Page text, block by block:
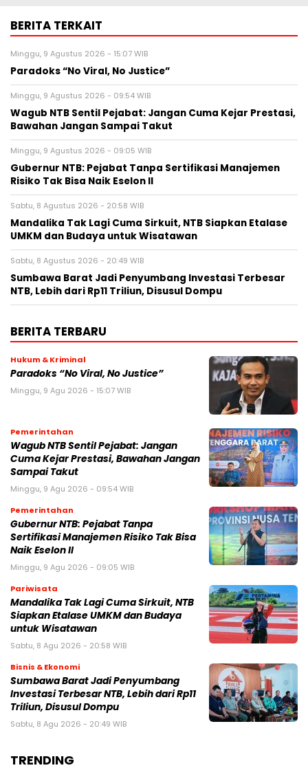
BERITA TERKAIT
Minggu, 9 Agustus 2026 - 15:07 WIB
Paradoks “No Viral, No Justice”
Minggu, 9 Agustus 2026 - 09:54 WIB
Wagub NTB Sentil Pejabat: Jangan Cuma Kejar Prestasi,
Bawahan Jangan Sampai Takut
Minggu, 9 Agustus 2026 - 09:05 WIB
Gubernur NTB: Pejabat Tanpa Sertifikasi Manajemen
Risiko Tak Bisa Naik Eselon II
Sabtu, 8 Agustus 2026 - 20:58 WIB
Mandalika Tak Lagi Cuma Sirkuit, NTB Siapkan Etalase
UMKM dan Budaya untuk Wisatawan
Sabtu, 8 Agustus 2026 - 20:49 WIB
Sumbawa Barat Jadi Penyumbang Investasi Terbesar
NTB, Lebih dari Rp11 Triliun, Disusul Dompu
BERITA TERBARU
Hukum & Kriminal
Paradoks “No Viral, No Justice”
Minggu, 9 Agu 2026 - 15:07 WIB
Pemerintahan
Wagub NTB Sentil Pejabat: Jangan
Cuma Kejar Prestasi, Bawahan Jangan
Sampai Takut
Minggu, 9 Agu 2026 - 09:54 WIB
Pemerintahan
Gubernur NTB: Pejabat Tanpa
Sertifikasi Manajemen Risiko Tak Bisa
Naik Eselon II
Minggu, 9 Agu 2026 - 09:05 WIB
Pariwisata
Mandalika Tak Lagi Cuma Sirkuit, NTB
Siapkan Etalase UMKM dan Budaya
untuk Wisatawan
Sabtu, 8 Agu 2026 - 20:58 WIB
Bisnis & Ekonomi
Sumbawa Barat Jadi Penyumbang
Investasi Terbesar NTB, Lebih dari Rp11
Triliun, Disusul Dompu
Sabtu, 8 Agu 2026 - 20:49 WIB
TRENDING